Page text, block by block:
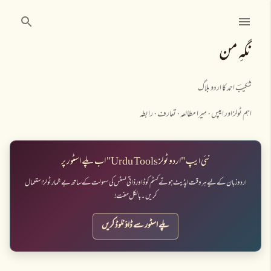
نگہِ من
شکیبؔ احمد کا اردو بلاگ
اہم ٹولز اور ایپس میرا مطالعہ تعارف رابطہ
نئی ایپ "اردو ٹولز Urdu Tools" اب پلے اسٹور پر
اردو زبان کے لیے ہر وقت اپڈیٹ ہوتے کسٹم کوڈ اور ذاتی لسٹس کی سہولت کے ساتھ بے شمار ٹولز استعمال
کریں۔ بالکل مفت!
پلے اسٹور سے ڈاؤنلوڈ کریں